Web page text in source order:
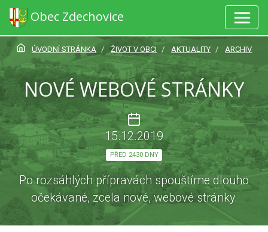
Obec Zdechovice
ÚVODNÍ STRÁNKA ŽIVOT V OBCI AKTUALITY ARCHIV
NOVÉ WEBOVÉ STRÁNKY
15.12.2019
PŘED 2430 DNY
Po rozsáhlých přípravách spouštíme dlouho
očekávané, zcela nové, webové stránky.